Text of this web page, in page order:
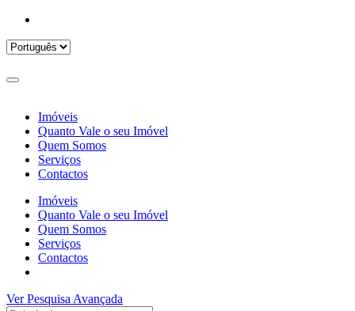
Imóveis
Quanto Vale o seu Imóvel
Quem Somos
Serviços
Contactos
Imóveis
Quanto Vale o seu Imóvel
Quem Somos
Serviços
Contactos
Ver Pesquisa Avançada